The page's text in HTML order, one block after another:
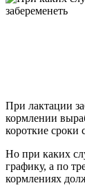
При лактации
кормлении
короткие сроки
Но при каких
графику, а по
кормлениях